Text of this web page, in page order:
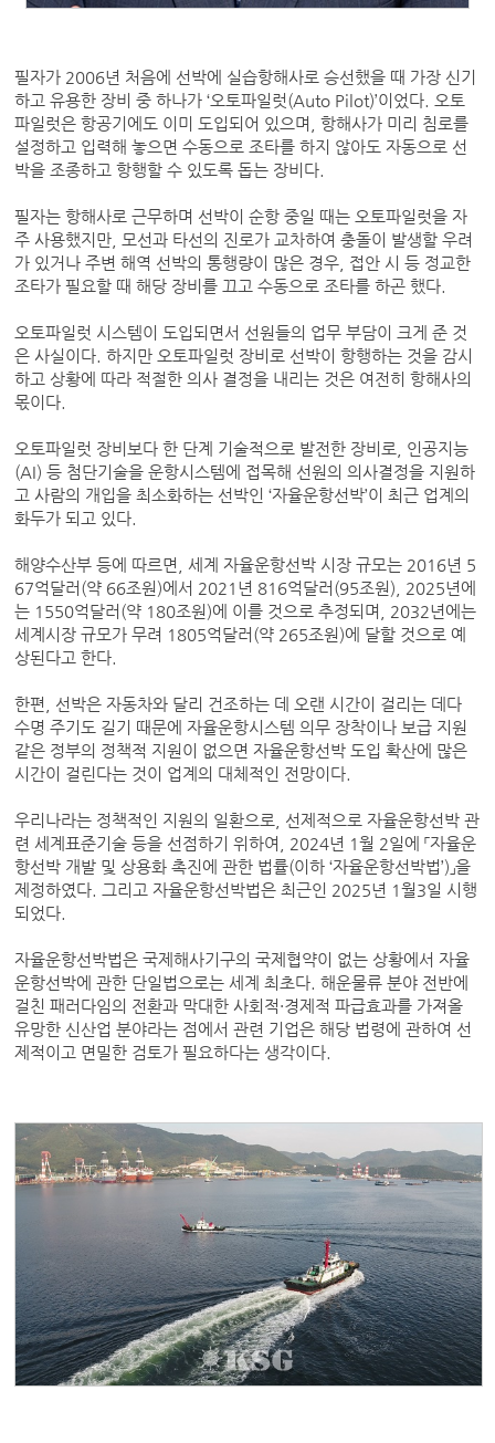
필자가 2006년 처음에 선박에 실습항해사로 승선했을 때 가장 신기
하고 유용한 장비 중 하나가 ‘오토파일럿(Auto Pilot)’이었다. 오토
파일럿은 항공기에도 이미 도입되어 있으며, 항해사가 미리 침로를
설정하고 입력해 놓으면 수동으로 조타를 하지 않아도 자동으로 선
박을 조종하고 항행할 수 있도록 돕는 장비다.
필자는 항해사로 근무하며 선박이 순항 중일 때는 오토파일럿을 자
주 사용했지만, 모선과 타선의 진로가 교차하여 충돌이 발생할 우려
가 있거나 주변 해역 선박의 통행량이 많은 경우, 접안 시 등 정교한
조타가 필요할 때 해당 장비를 끄고 수동으로 조타를 하곤 했다.
오토파일럿 시스템이 도입되면서 선원들의 업무 부담이 크게 준 것
은 사실이다. 하지만 오토파일럿 장비로 선박이 항행하는 것을 감시
하고 상황에 따라 적절한 의사 결정을 내리는 것은 여전히 항해사의
몫이다.
오토파일럿 장비보다 한 단계 기술적으로 발전한 장비로, 인공지능
(AI) 등 첨단기술을 운항시스템에 접목해 선원의 의사결정을 지원하
고 사람의 개입을 최소화하는 선박인 ‘자율운항선박’이 최근 업계의
화두가 되고 있다.
해양수산부 등에 따르면, 세계 자율운항선박 시장 규모는 2016년 5
67억달러(약 66조원)에서 2021년 816억달러(95조원), 2025년에
는 1550억달러(약 180조원)에 이를 것으로 추정되며, 2032년에는
세계시장 규모가 무려 1805억달러(약 265조원)에 달할 것으로 예
상된다고 한다.
한편, 선박은 자동차와 달리 건조하는 데 오랜 시간이 걸리는 데다
수명 주기도 길기 때문에 자율운항시스템 의무 장착이나 보급 지원
같은 정부의 정책적 지원이 없으면 자율운항선박 도입 확산에 많은
시간이 걸린다는 것이 업계의 대체적인 전망이다.
우리나라는 정책적인 지원의 일환으로, 선제적으로 자율운항선박 관
련 세계표준기술 등을 선점하기 위하여, 2024년 1월 2일에 「자율운
항선박 개발 및 상용화 촉진에 관한 법률(이하 ‘자율운항선박법’)」을
제정하였다. 그리고 자율운항선박법은 최근인 2025년 1월3일 시행
되었다.
자율운항선박법은 국제해사기구의 국제협약이 없는 상황에서 자율
운항선박에 관한 단일법으로는 세계 최초다. 해운물류 분야 전반에
걸친 패러다임의 전환과 막대한 사회적·경제적 파급효과를 가져올
유망한 신산업 분야라는 점에서 관련 기업은 해당 법령에 관하여 선
제적이고 면밀한 검토가 필요하다는 생각이다.